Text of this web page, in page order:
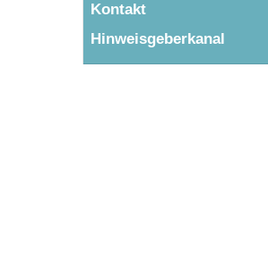
Kontakt
Hinweisgeberkanal